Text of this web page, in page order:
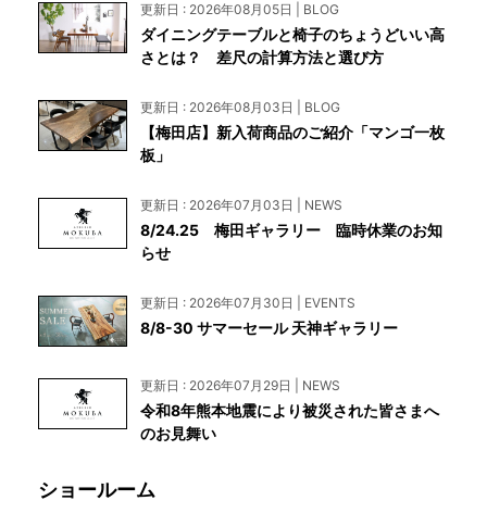
更新日 : 2026年08月05日 | BLOG
ダイニングテーブルと椅子のちょうどいい高
さとは？ 差尺の計算方法と選び方
更新日 : 2026年08月03日 | BLOG
【梅田店】新入荷商品のご紹介「マンゴ一枚
板」
更新日 : 2026年07月03日 | NEWS
8/24.25 梅田ギャラリー 臨時休業のお知
らせ
更新日 : 2026年07月30日 | EVENTS
8/8-30 サマーセール 天神ギャラリー
更新日 : 2026年07月29日 | NEWS
令和8年熊本地震により被災された皆さまへ
のお見舞い
ショールーム